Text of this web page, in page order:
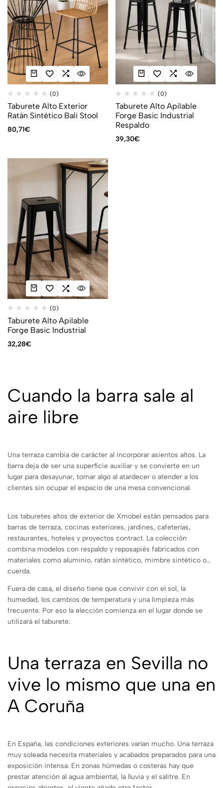
(0)
Taburete Alto Exterior
Ratán Sintético Bali Stool
80,71€
(0)
Taburete Alto Apilable
Forge Basic Industrial
Respaldo
39,30€
(0)
Taburete Alto Apilable
Forge Basic Industrial
32,28€
Cuando la barra sale al
aire libre
Una terraza cambia de carácter al incorporar asientos altos. La
barra deja de ser una superficie auxiliar y se convierte en un
lugar para desayunar, tomar algo al atardecer o atender a los
clientes sin ocupar el espacio de una mesa convencional.
Los taburetes altos de exterior de Xmobel están pensados para
barras de terraza, cocinas exteriores, jardines, cafeterías,
restaurantes, hoteles y proyectos contract. La colección
combina modelos con respaldo y reposapiés fabricados con
materiales como aluminio, ratán sintético, mimbre sintético o
cuerda.
Fuera de casa, el diseño tiene que convivir con el sol, la
humedad, los cambios de temperatura y una limpieza más
frecuente. Por eso la elección comienza en el lugar donde se
utilizará el taburete.
Una terraza en Sevilla no
vive lo mismo que una en
A Coruña
En España, las condiciones exteriores varían mucho. Una terraza
muy soleada necesita materiales y acabados preparados para una
exposición intensa. En zonas húmedas o costeras hay que
prestar atención al agua ambiental, la lluvia y el salitre. En